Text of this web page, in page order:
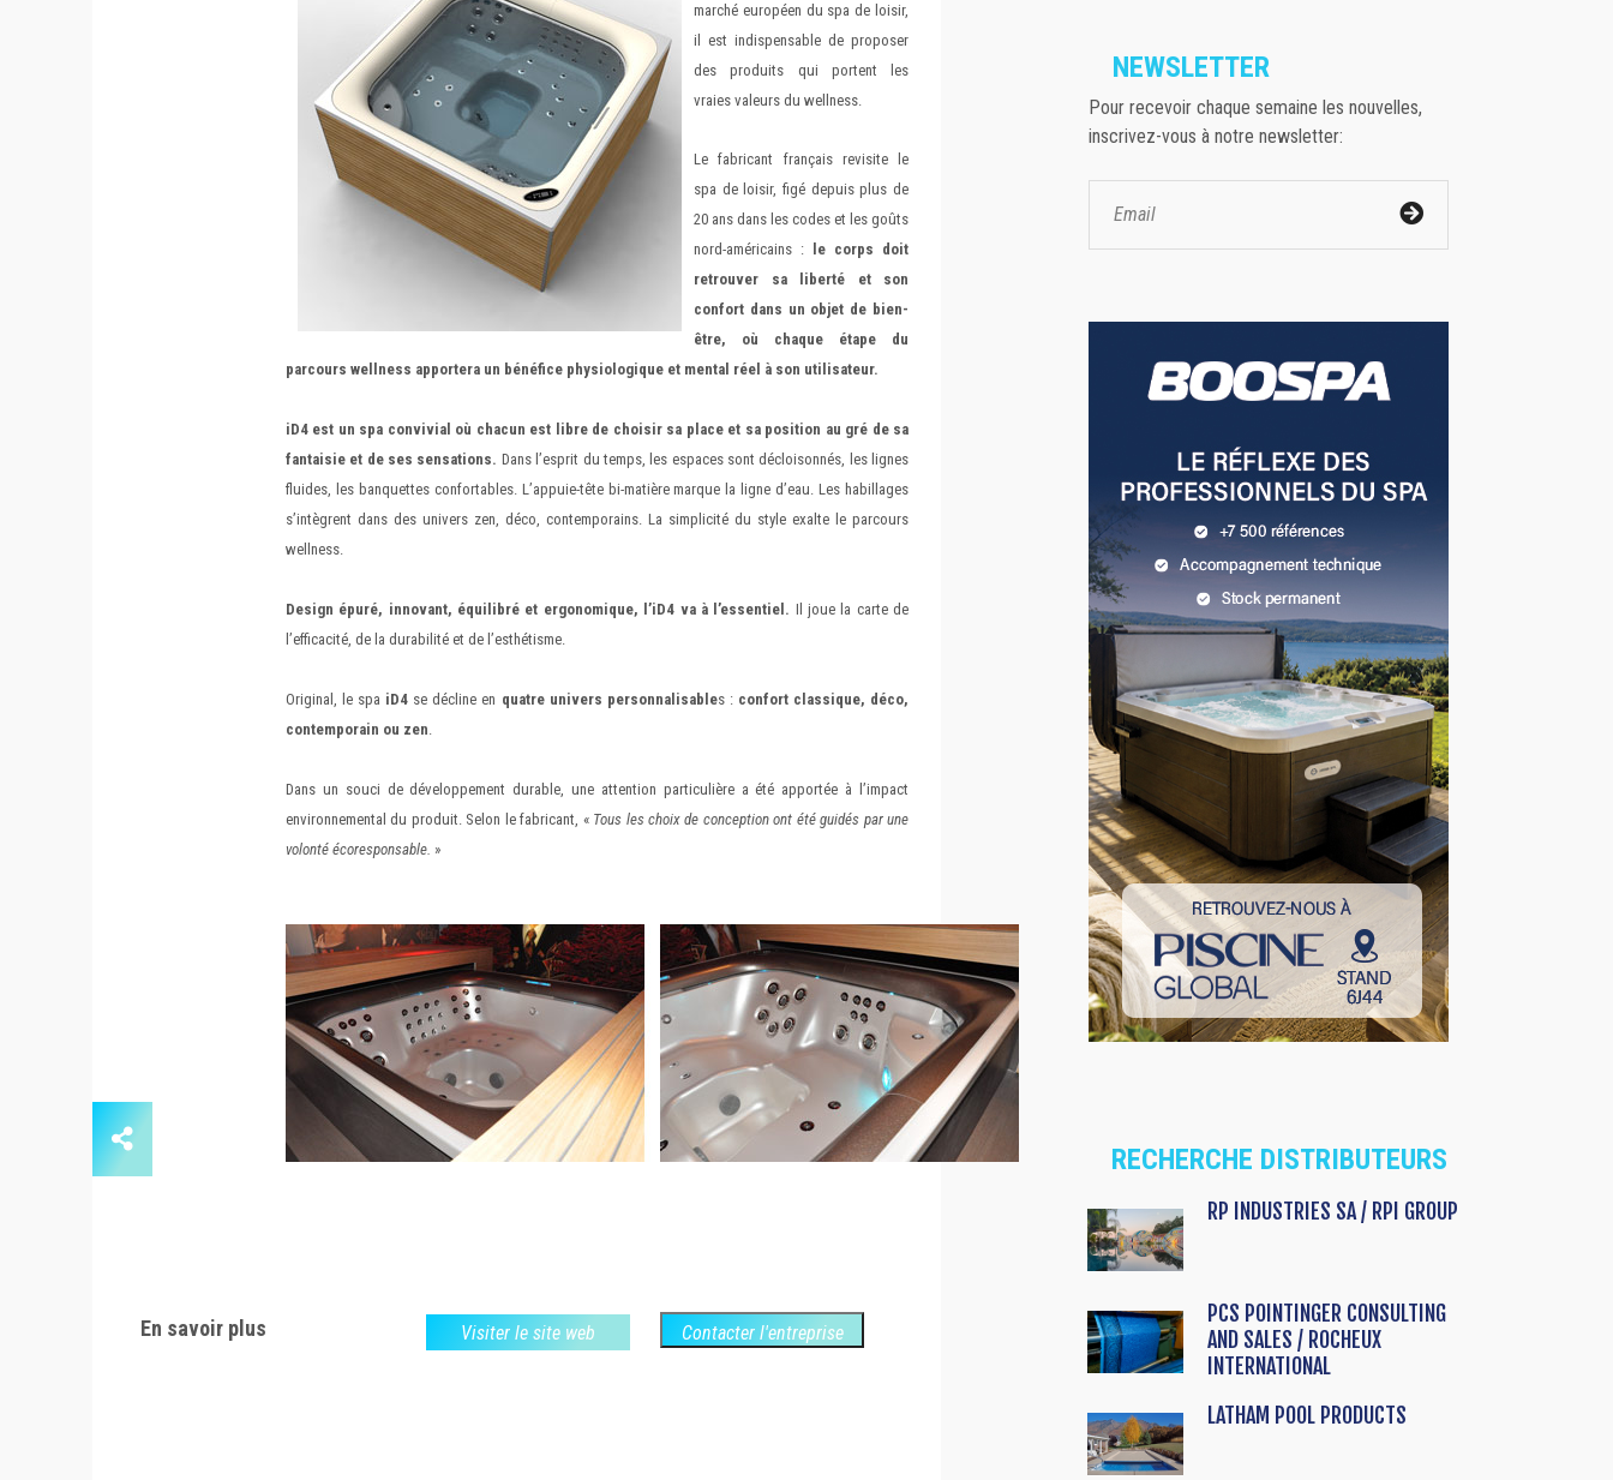
marché européen du spa de loisir,
il est indispensable de proposer
des produits qui portent les
vraies valeurs du wellness.
Le fabricant français revisite le
spa de loisir, figé depuis plus de
20 ans dans les codes et les goûts
nord-américains : le corps doit
retrouver sa liberté et son
confort dans un objet de bien-
être, où chaque étape du
parcours wellness apportera un bénéfice physiologique et mental réel à son utilisateur.
iD4 est un spa convivial où chacun est libre de choisir sa place et sa position au gré de sa
fantaisie et de ses sensations. Dans l’esprit du temps, les espaces sont décloisonnés, les lignes
fluides, les banquettes confortables. L’appuie-tête bi-matière marque la ligne d’eau. Les habillages
s’intègrent dans des univers zen, déco, contemporains. La simplicité du style exalte le parcours
wellness.
Design épuré, innovant, équilibré et ergonomique, l’iD4 va à l’essentiel. Il joue la carte de
l’efficacité, de la durabilité et de l’esthétisme.
Original, le spa iD4 se décline en quatre univers personnalisables : confort classique, déco,
contemporain ou zen.
Dans un souci de développement durable, une attention particulière a été apportée à l’impact
environnemental du produit. Selon le fabricant, « Tous les choix de conception ont été guidés par une
volonté écoresponsable. »
En savoir plus Visiter le site web Contacter l'entreprise
NEWSLETTER
Pour recevoir chaque semaine les nouvelles,
inscrivez-vous à notre newsletter:
RECHERCHE DISTRIBUTEURS
RP INDUSTRIES SA / RPI GROUP
PCS POINTINGER CONSULTING
AND SALES / ROCHEUX
INTERNATIONAL
LATHAM POOL PRODUCTS